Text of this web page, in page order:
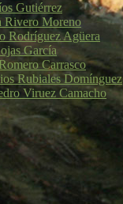
Gutiérrez
Rivero Moreno
Rodríguez Agüera
García
Carrasco
Rubiales Domínguez
Viruez Camacho